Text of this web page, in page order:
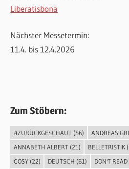
Liberatisbona
Nächster Messetermin:
11.4. bis 12.4.2026
Zum Stöbern:
#ZURÜCKGESCHAUT(56) ANDREAS
ANNABETH ALBERT(21) BELLETRISTIK
COSY(22) DEUTSCH (61) DON'T